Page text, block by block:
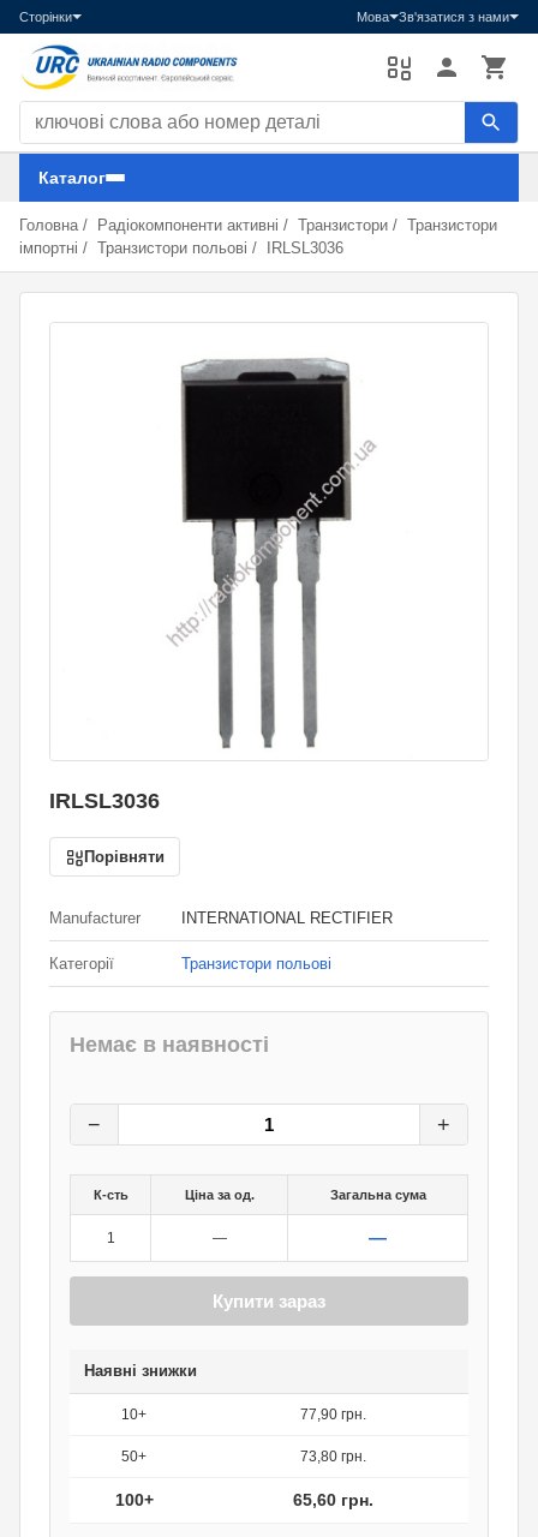
Сторінки Мова Зв'язатися з нами
Пошук компонентів
Каталог
Головна / Радіокомпоненти активні / Транзистори / Транзистори
імпортні / Транзистори польові / IRLSL3036
IRLSL3036
Порівняти
Manufacturer INTERNATIONAL RECTIFIER
Категорії Транзистори польові
Немає в наявності
− +
К-сть Ціна за од. Загальна сума
1 — —
Купити зараз
Наявні знижки
10+ 77,90 грн.
50+ 73,80 грн.
100+ 65,60 грн.